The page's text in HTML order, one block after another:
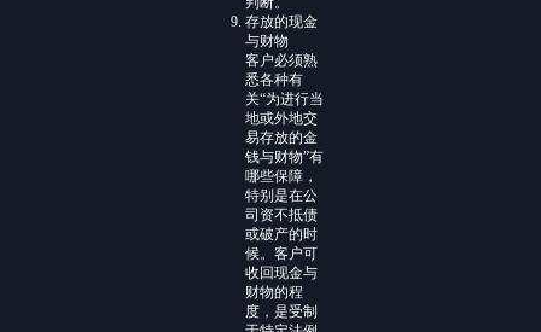
存放的现金
与财物
客户必须熟
悉各种有
关“为进行当
地或外地交
易存放的金
钱与财物”有
哪些保障，
特别是在公
司资不抵债
或破产的时
候。客户可
收回现金与
财物的程
度，是受制